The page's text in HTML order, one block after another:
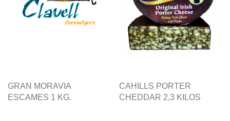
GRAN MORAVIA
ESCAMES 1 KG.
CAHILLS PORTER
CHEDDAR 2,3 KILOS